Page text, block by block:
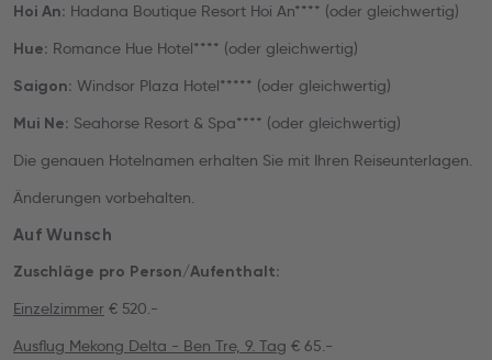
Hoi An: Hadana Boutique Resort Hoi An**** (oder gleichwertig)
Hue: Romance Hue Hotel**** (oder gleichwertig)
Saigon: Windsor Plaza Hotel***** (oder gleichwertig)
Mui Ne: Seahorse Resort & Spa**** (oder gleichwertig)
Die genauen Hotelnamen erhalten Sie mit Ihren Reiseunterlagen.
Änderungen vorbehalten.
Auf Wunsch
Zuschläge pro Person/Aufenthalt:
Einzelzimmer € 520.-
Ausflug Mekong Delta - Ben Tre, 9. Tag € 65.-